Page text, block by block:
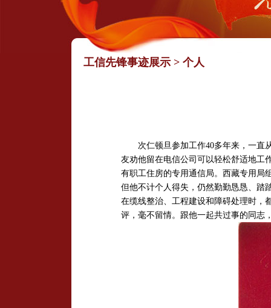
工信先锋事迹展示 > 个人
次仁顿旦参加工作40多年来，一直从
友劝他留在电信公司可以轻松舒适地工
有职工住房的专用通信局。西藏专用局
但他不计个人得失，仍然勤勤恳恳、踏
在缆线整治、工程建设和障碍处理时，
评，毫不留情。跟他一起共过事的同志